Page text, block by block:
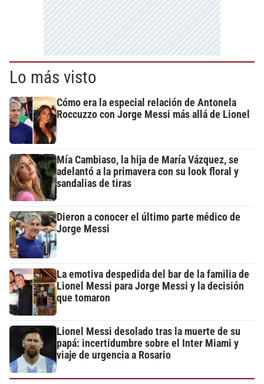
Lo más visto
Cómo era la especial relación de Antonela
Roccuzzo con Jorge Messi más allá de Lionel
Mía Cambiaso, la hija de María Vázquez, se
adelantó a la primavera con su look floral y
sandalias de tiras
Dieron a conocer el último parte médico de
Jorge Messi
La emotiva despedida del bar de la familia de
Lionel Messi para Jorge Messi y la decisión
que tomaron
Lionel Messi desolado tras la muerte de su
papá: incertidumbre sobre el Inter Miami y
viaje de urgencia a Rosario